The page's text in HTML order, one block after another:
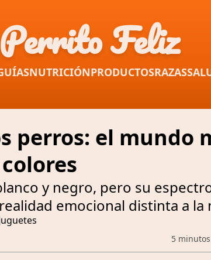
Perrito Feliz
NUTRICIÓNPRODUCTOSRAZAS
perros: el mundo
y negro, pero su
emocional distinta a la
5